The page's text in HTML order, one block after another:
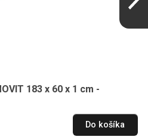
183 x 60 x 1 cm -
Do košíka